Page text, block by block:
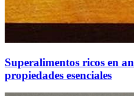
Superalimentos ricos en
propiedades esenciales